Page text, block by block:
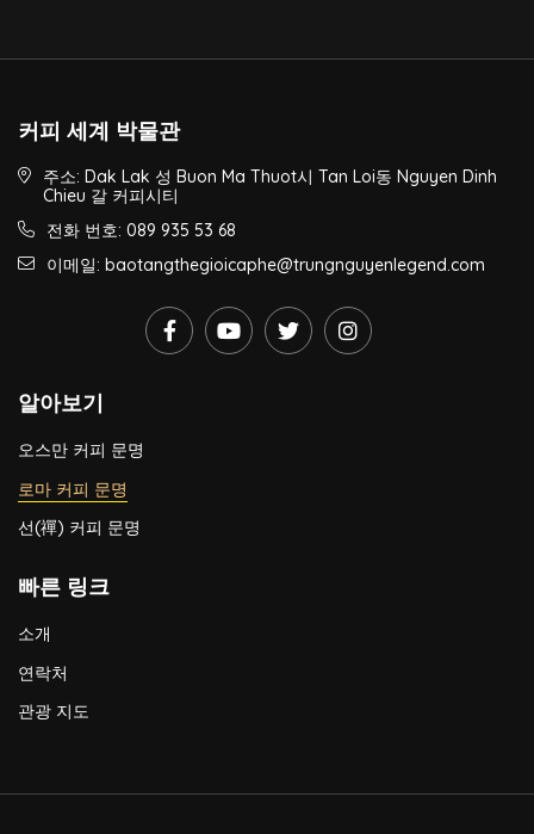
커피 세계 박물관
주소: Dak Lak 성 Buon Ma Thuot시 Tan Loi동 Nguyen Dinh
Chieu 갈 커피시티
전화 번호: 089 935 53 68
이메일: baotangthegioicaphe@trungnguyenlegend.com
알아보기
오스만 커피 문명
로마 커피 문명
선(禪) 커피 문명
빠른 링크
소개
연락처
관광 지도